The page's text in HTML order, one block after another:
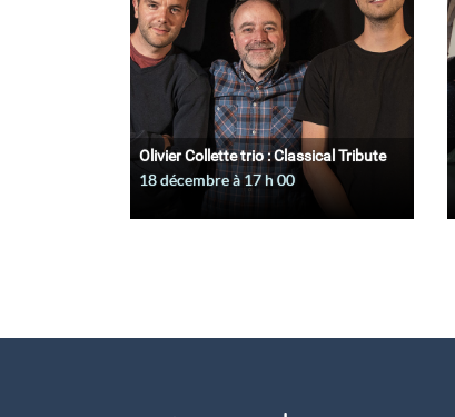
Olivier Collette trio : Classical Tribute
18 décembre à 17 h 00